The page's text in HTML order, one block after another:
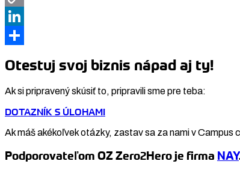
Copy
Link
LinkedIn
Otestuj svoj biznis nápad aj ty!
Ak si pripravený skúsiť to, pripravili sme pre teba:
DOTAZNÍK S ÚLOHAMI
Ak máš akékoľvek otázky, zastav sa za nami v Campus
Podporovateľom OZ Zero2Hero je firma NAY